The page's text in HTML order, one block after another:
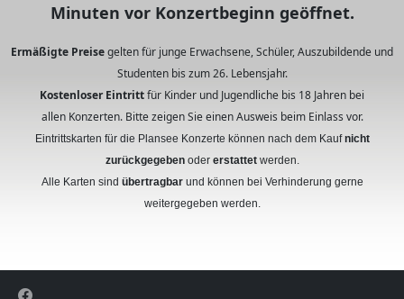
Minuten vor Konzertbeginn geöffnet.
Ermäßigte Preisegelten für junge Erwachsene, Schüler, Auszubildende und
Studenten bis zum 26. Lebensjahr.
Kostenloser Eintrittfür Kinder und Jugendliche bis 18 Jahren bei
allen Konzerten. Bitte zeigen Sie einen Ausweis beim Einlass vor.
Eintrittskarten für die Plansee Konzerte können nach dem Kaufnicht
zurückgegebenoder erstattetwerden.
Alle Karten sind übertragbarund können bei Verhinderung gerne
weitergegeben werden.